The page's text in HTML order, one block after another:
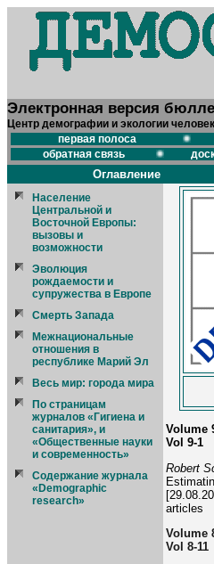
Электронная версия
Центр демографии и экологии
первая полоса
обратная связь
Оглавление
Население
Центральной и
Восточной Европы:
вызовы и
возможности
Эволюция
рождаемости и
супружества в Европе
Смерть Запада
Межнациональные
отношения в
республике Марий Эл
Весь мир: города мира
По страницам
журналов «Гигиена и
санитария», и
«Общественные науки
и современность»
Содержание журнала
«Demographic
research»
Volume
Vol 9-1
Robert
articles
Volume
Vol 8-11